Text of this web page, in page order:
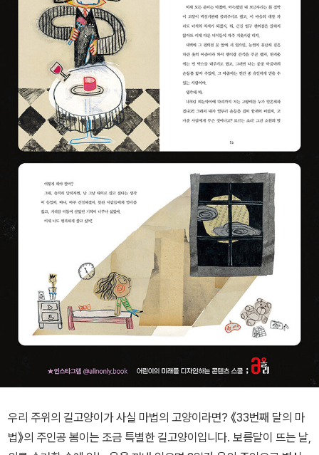
우리 주위의 길고양이가 사실 마법의 고양이라면? 《33번째 달의 마
법》의 주인공 봄이는 조금 특별한 길고양이입니다. 보름달이 뜨는 날,